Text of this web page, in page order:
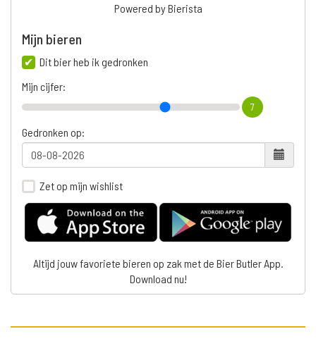
Powered by Bierista
Mijn bieren
Dit bier heb ik gedronken
Mijn cijfer:
7
Gedronken op:
Zet op mijn wishlist
Altijd jouw favoriete bieren op zak met de Bier Butler App.
Download nu!